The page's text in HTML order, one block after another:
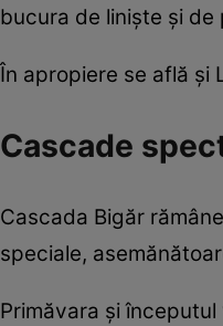
bucura de liniște și
În apropiere se află și
Cascade
Cascada Bigăr
speciale,
Primăvara și